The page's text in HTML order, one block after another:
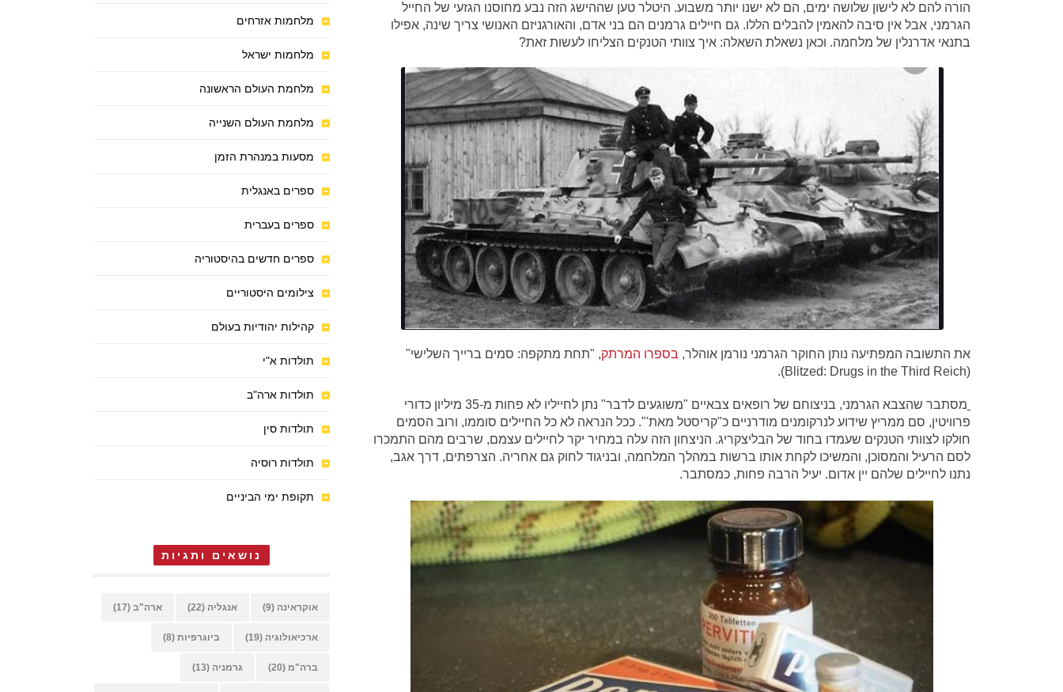
הורה להם לא לישון שלושה ימים, הם לא ישנו יותר משבוע. היטלר טען שההישג הזה נבע מחוסנו הגזעי של החייל
הגרמני, אבל אין סיבה להאמין להבלים הללו. גם חיילים גרמנים הם בני אדם, והאורגניזם האנושי צריך שינה, אפילו
בתנאי אדרנלין של מלחמה. וכאן נשאלת השאלה: איך צוותי הטנקים הצליחו לעשות זאת?
את התשובה המפתיעה נותן החוקר הגרמני נורמן אוהלר, בספרו המרתק, "תחת מתקפה: סמים ברייך השלישי"
(Blitzed: Drugs in the Third Reich).
מסתבר שהצבא הגרמני, בניצוחם של רופאים צבאיים "משוגעים לדבר" נתן לחייליו לא פחות מ-35 מיליון כדורי
פרוויטין, סם ממריץ שידוע לנרקומנים מודרניים כ"קריסטל מאת'". ככל הנראה לא כל החיילים סוממו, ורוב הסמים
חולקו לצוותי הטנקים שעמדו בחוד של הבליצקריג. הניצחון הזה עלה במחיר יקר לחיילים עצמם, שרבים מהם התמכרו
לסם הרעיל והמסוכן, והמשיכו לקחת אותו ברשות במהלך המלחמה, ובניגוד לחוק גם אחריה. הצרפתים, דרך אגב,
נתנו לחיילים שלהם יין אדום. יעיל הרבה פחות, כמסתבר.
מלחמות אזרחים
מלחמות ישראל
מלחמת העולם הראשונה
מלחמת העולם השנייה
מסעות במנהרת הזמן
ספרים באנגלית
ספרים בעברית
ספרים חדשים בהיסטוריה
צילומים היסטוריים
קהילות יהודיות בעולם
תולדות א"י
תולדות ארה"ב
תולדות סין
תולדות רוסיה
תקופת ימי הביניים
נושאים ותגיות
אוקראינה (9) אנגליה (22) ארה"ב (17)
ארכיאולוגיה (19) ביוגרפיות (8)
ברה"מ (20) גרמניה (13)